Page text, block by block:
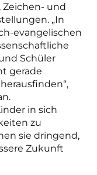
Zeichen- und
„In
evangelischen
Schüler
gerade
in sich
zu
sie dringend,
Zukunft